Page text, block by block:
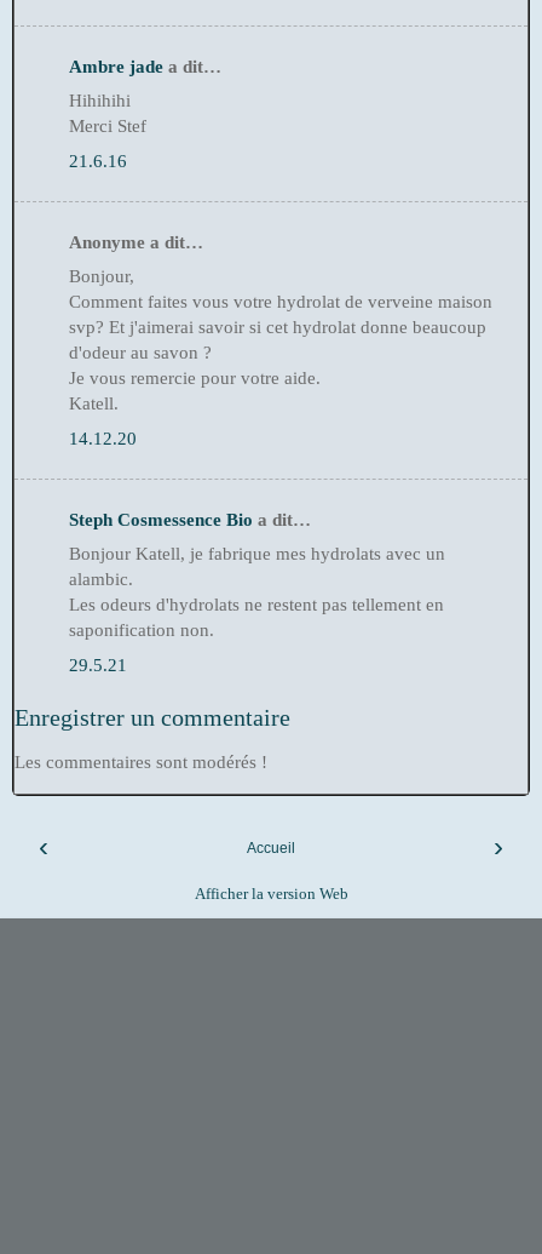
Ambre jade a dit…
Hihihihi
Merci Stef
21.6.16
Anonyme a dit…
Bonjour,
Comment faites vous votre hydrolat de verveine maison
svp? Et j'aimerai savoir si cet hydrolat donne beaucoup
d'odeur au savon ?
Je vous remercie pour votre aide.
Katell.
14.12.20
Steph Cosmessence Bio a dit…
Bonjour Katell, je fabrique mes hydrolats avec un
alambic.
Les odeurs d'hydrolats ne restent pas tellement en
saponification non.
29.5.21
Enregistrer un commentaire
Les commentaires sont modérés !
‹ ›
Accueil
Afficher la version Web